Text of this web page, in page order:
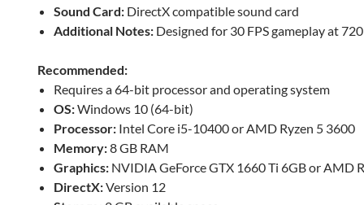
Sound Card: DirectX compatible sound card
Additional Notes: Designed for 30 FPS gameplay at
Recommended:
Requires a 64-bit processor and operating system
OS:Windows 10 (64-bit)
Processor: Intel Core i5-10400 or AMD Ryzen 5 3600
Memory:8 GB RAM
Graphics: NVIDIA GeForce GTX 1660 Ti 6GB or AMD
DirectX:Version 12